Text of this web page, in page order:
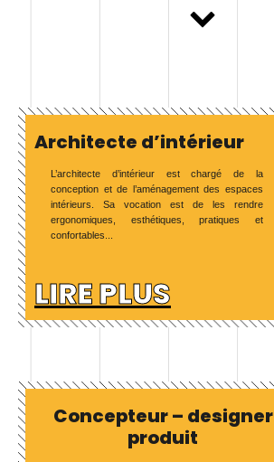
Architecte d’intérieur
L’architecte d’intérieur est chargé de la
conception et de l’aménagement des espaces
intérieurs. Sa vocation est de les rendre
ergonomiques, esthétiques, pratiques et
confortables...
LIRE PLUS
Concepteur – designer
produit